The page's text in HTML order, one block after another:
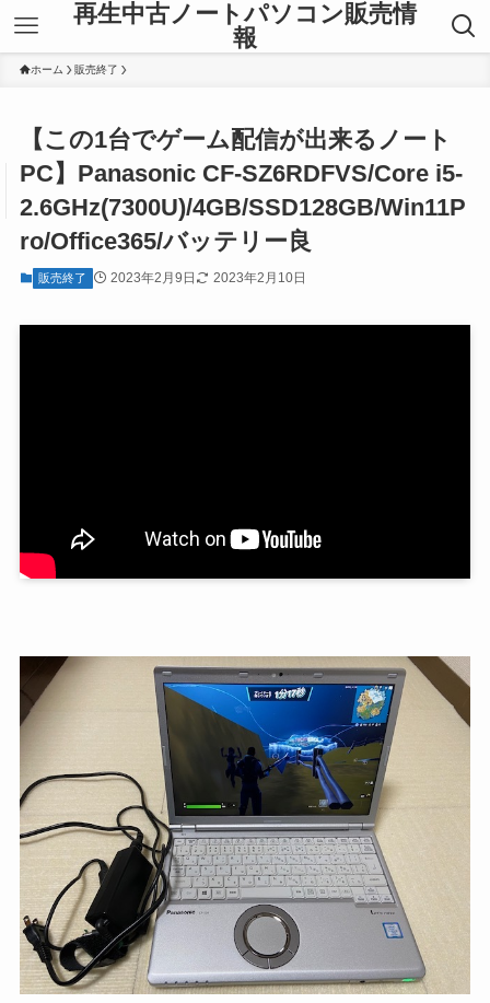
再生中古ノートパソコン販売情
報
ホーム 販売終了
【この1台でゲーム配信が出来るノート
PC】Panasonic CF-SZ6RDFVS/Core i5-
2.6GHz(7300U)/4GB/SSD128GB/Win11P
ro/Office365/バッテリー良
販売終了 2023年2月9日 2023年2月10日